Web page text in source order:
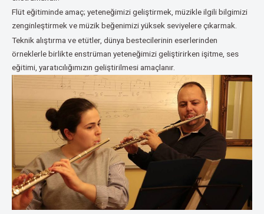
Flüt eğitiminde amaç; yeteneğimizi geliştirmek, müzikle ilgili bilgimizi
zenginleştirmek ve müzik beğenimizi yüksek seviyelere çıkarmak.
Teknik alıştırma ve etütler, dünya bestecilerinin eserlerinden
örneklerle birlikte enstrüman yeteneğimizi geliştirirken işitme, ses
eğitimi, yaratıcılığımızın geliştirilmesi amaçlanır.